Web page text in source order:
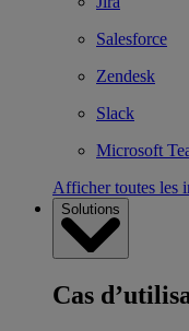
Salesforce
Zendesk
Slack
Microsoft
Afficher toutes les
Solutions
Cas